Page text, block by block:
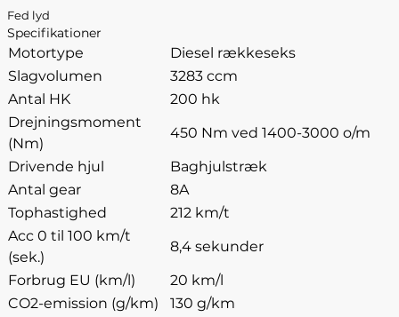
Fed lyd
Specifikationer
Motortype
Diesel rækkeseks
Slagvolumen
3283 ccm
Antal HK
200 hk
Drejningsmoment
(Nm)
450 Nm ved 1400-3000 o/m
Drivende hjul
Baghjulstræk
Antal gear
8A
Tophastighed
212 km/t
Acc 0 til 100 km/t
(sek.)
8,4 sekunder
Forbrug EU (km/l)
20 km/l
CO2-emission (g/km)
130 g/km